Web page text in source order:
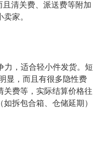
且清关费、派送费等附加
家。
力，适合轻小件发货。短
显，而且有很多隐性费
关费等，实际结算价格往
拆包合箱、仓储延期）